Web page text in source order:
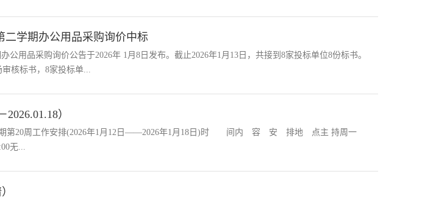
二学期办公用品采购询价中标
公用品采购询价公告于2026年 1月8日发布。截止2026年1月13日，共接到8家投标单位8份标书。
核标书，8家投标单...
）
期第20周工作安排(2026年1月12日——2026年1月18日)时 间内 容 安 排地 点主 持周一
无...